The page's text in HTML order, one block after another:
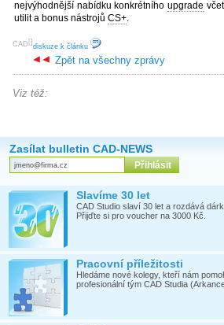
nejvýhodnější nabídku konkrétního upgrade
utilit a bonus nástrojů CS+.
[
CAD ]
diskuze k článku
Zpět na všechny zprávy
Viz též:
Zasílat bulletin CAD-NEWS
Slavíme 30 let
CAD Studio slaví 30 let a rozdává
Přijďte si pro voucher na 3000 Kč.
Pracovní příležitosti
Hledáme nové kolegy, kteří nám
profesionální tým CAD Studia